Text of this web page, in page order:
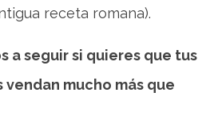
receta romana).
a seguir si quieres que tus
mucho más que